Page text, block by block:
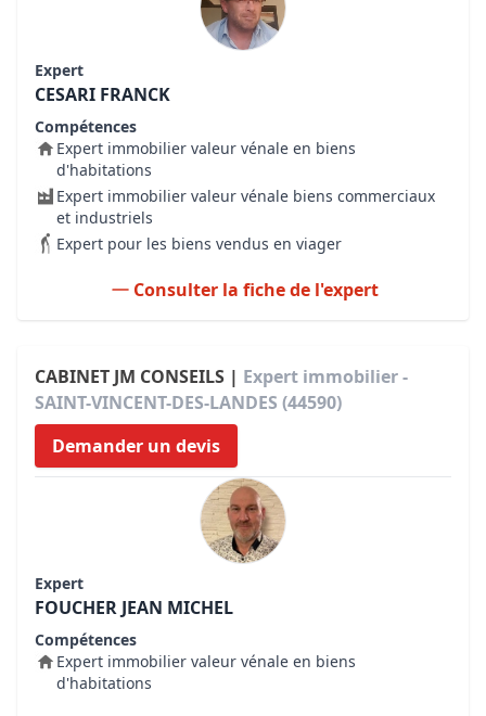
Expert
CESARI FRANCK
Compétences
Expert immobilier valeur vénale en biens
d'habitations
Expert immobilier valeur vénale biens commerciaux
et industriels
Expert pour les biens vendus en viager
Consulter la fiche de l'expert
CABINET JM CONSEILS | Expert immobilier -
SAINT-VINCENT-DES-LANDES (44590)
Demander un devis
Expert
FOUCHER JEAN MICHEL
Compétences
Expert immobilier valeur vénale en biens
d'habitations